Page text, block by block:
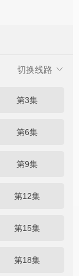
切换线路
第3集
第6集
第9集
第12集
第15集
第18集